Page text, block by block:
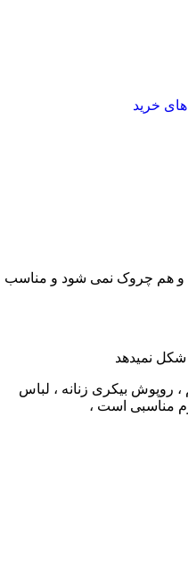
های خرید
و هم چروک نمی شود و مناسب
نمیدهد
روپوش بیکری زنانه ، لباس
مناسبی است ،